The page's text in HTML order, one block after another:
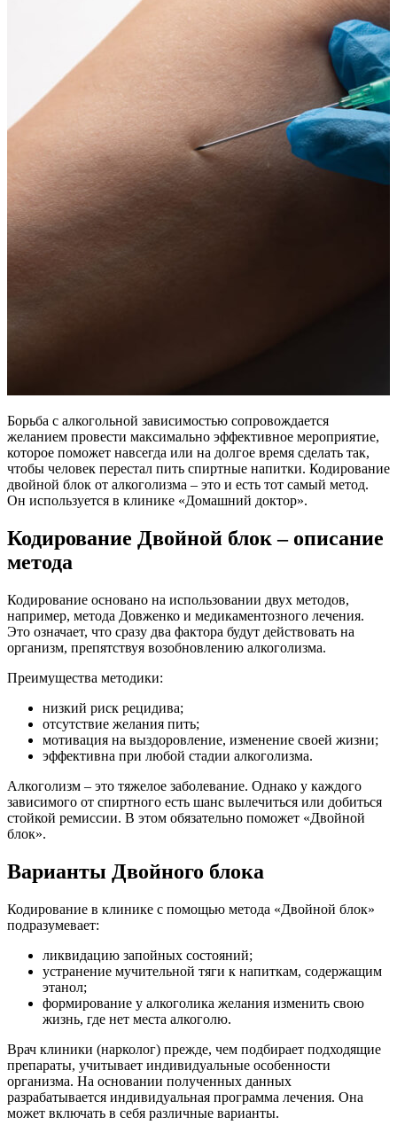
Борьба с алкогольной зависимостью сопровождается
желанием провести максимально эффективное мероприятие,
которое поможет навсегда или на долгое время сделать так,
чтобы человек перестал пить спиртные напитки. Кодирование
двойной блок от алкоголизма – это и есть тот самый метод.
Он используется в клинике «Домашний доктор».
Кодирование Двойной блок – описание
метода
Кодирование основано на использовании двух методов,
например, метода Довженко и медикаментозного лечения.
Это означает, что сразу два фактора будут действовать на
организм, препятствуя возобновлению алкоголизма.
Преимущества методики:
низкий риск рецидива;
отсутствие желания пить;
мотивация на выздоровление, изменение своей жизни;
эффективна при любой стадии алкоголизма.
Алкоголизм – это тяжелое заболевание. Однако у каждого
зависимого от спиртного есть шанс вылечиться или добиться
стойкой ремиссии. В этом обязательно поможет «Двойной
блок».
Варианты Двойного блока
Кодирование в клинике с помощью метода «Двойной блок»
подразумевает:
ликвидацию запойных состояний;
устранение мучительной тяги к напиткам, содержащим
этанол;
формирование у алкоголика желания изменить свою
жизнь, где нет места алкоголю.
Врач клиники (нарколог) прежде, чем подбирает подходящие
препараты, учитывает индивидуальные особенности
организма. На основании полученных данных
разрабатывается индивидуальная программа лечения. Она
может включать в себя различные варианты.